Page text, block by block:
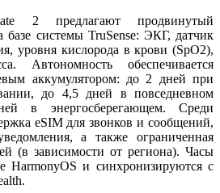
2 предлагают продвинутый
базе системы TruSense: ЭКГ, датчик
уровня кислорода в крови (SpO2),
Автономность обеспечивается
аккумулятором: до 2 дней при
до 4,5 дней в повседневном
в энергосберегающем. Среди
eSIM для звонков и сообщений,
а также ограниченная
(в зависимости от региона). Часы
HarmonyOS и синхронизируются с